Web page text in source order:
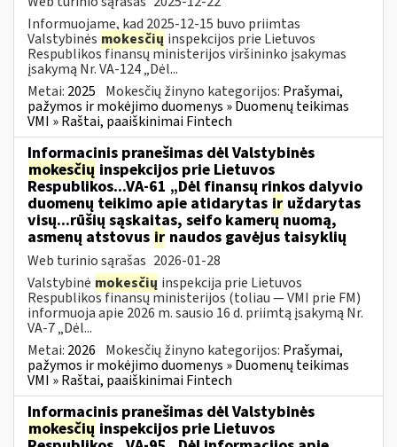
Informuojame, kad 2025-12-15 buvo priimtas
Valstybinės mokesčių inspekcijos prie Lietuvos
Respublikos finansų ministerijos viršininko įsakymas
įsakymą Nr. VA-124 „Dėl...
Metai: 2025 Mokesčių žinyno kategorijos: Prašymai,
pažymos ir mokėjimo duomenys » Duomenų teikimas
VMI » Raštai, paaiškinimai Fintech
Informacinis pranešimas dėl Valstybinės
mokesčių inspekcijos prie Lietuvos
Respublikos...VA-61 „Dėl finansų rinkos dalyvio
duomenų teikimo apie atidarytas ir uždarytas
visų...rūšių sąskaitas, seifo kamerų nuomą,
asmenų atstovus ir naudos gavėjus taisyklių
Web turinio sąrašas 2026-01-28
Valstybinė mokesčių inspekcija prie Lietuvos
Respublikos finansų ministerijos (toliau — VMI prie FM)
informuoja apie 2026 m. sausio 16 d. priimtą įsakymą Nr.
VA-7 „Dėl...
Metai: 2026 Mokesčių žinyno kategorijos: Prašymai,
pažymos ir mokėjimo duomenys » Duomenų teikimas
VMI » Raštai, paaiškinimai Fintech
Informacinis pranešimas dėl Valstybinės
mokesčių inspekcijos prie Lietuvos